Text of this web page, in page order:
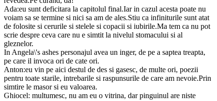
Ada:eu sunt deficitara la capitolul final.Iar in cazul acesta poate nu
voiam sa se termine si nici sa am de ales.Stiu ca infiniturile sunt atat
de folosite si cerurile si stelele si copacii si iubirile.Ma tem ca nu pot
scrie despre ceva care nu e simtit la nivelul stomacului si al
gleznelor.
In Angela\'s ashes personajul avea un inger, de pe a saptea treapta,
pe care il invoca ori de cate ori.
Anton:eu vin pe aici destul de des si gasesc, de multe ori, poezii
pentru toate starile, intrebarile si raspunsurile de care am nevoie.Prin
simtire le masor si eu valoarea.
Ghiocel: multumesc, nu am eu o vitrina, dar pinguinul are niste